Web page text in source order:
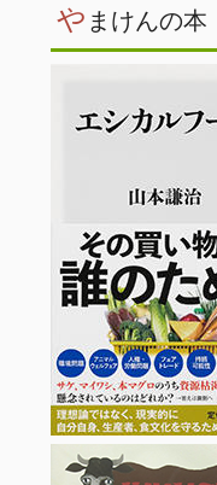
や まけんの本